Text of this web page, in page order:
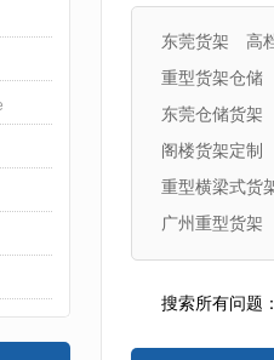
东莞货架
高
重型货架仓储
东莞仓储货架
阁楼货架定制
重型横梁式货
广州重型货架
搜索所有问题